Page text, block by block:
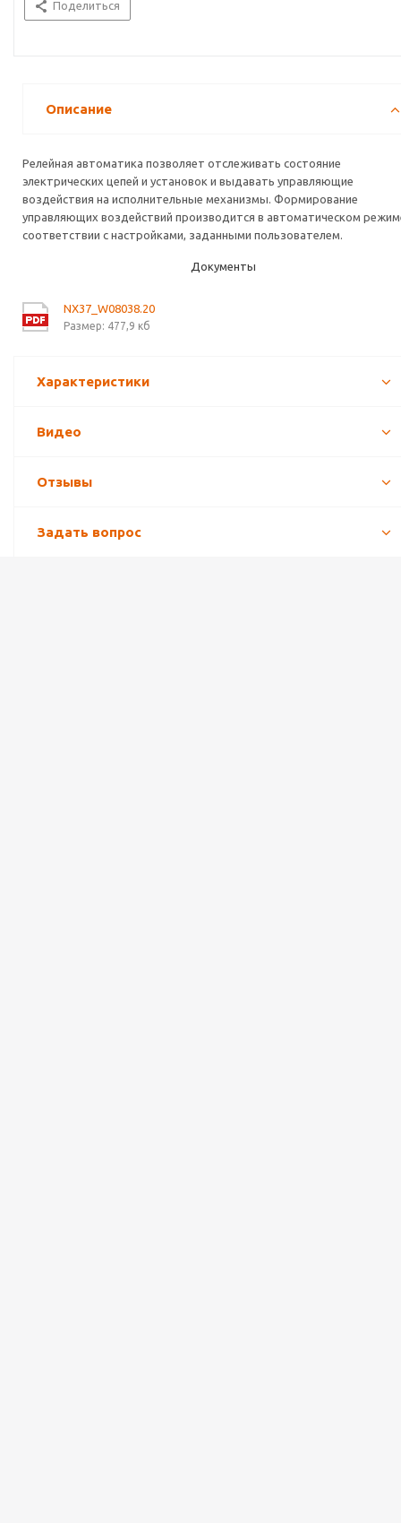
Поделиться
Описание
Релейная автоматика позволяет отслеживать состояние
электрических цепей и установок и выдавать управляющие
воздействия на исполнительные механизмы. Формирование
управляющих воздействий производится в автоматическом
соответствии с настройками, заданными пользователем.
Документы
NX37_W08038.20
Размер: 477,9 кб
Характеристики
Видео
Отзывы
Задать вопрос